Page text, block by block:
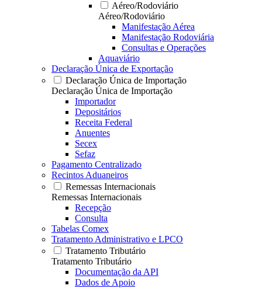
Aéreo/Rodoviário
Aéreo/Rodoviário
Manifestação Aérea
Manifestação Rodoviária
Consultas e Operações
Aquaviário
Declaração Única de Exportação
Declaração Única de Importação
Declaração Única de Importação
Importador
Depositários
Receita Federal
Anuentes
Secex
Sefaz
Pagamento Centralizado
Recintos Aduaneiros
Remessas Internacionais
Remessas Internacionais
Recepção
Consulta
Tabelas Comex
Tratamento Administrativo e LPCO
Tratamento Tributário
Tratamento Tributário
Documentação da API
Dados de Apoio